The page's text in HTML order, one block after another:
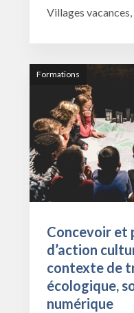
Villages
Formations
Concevoir et
d’action
contexte de
écologique,
numérique